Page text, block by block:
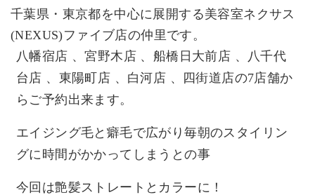
千葉県・東京都を中心に展開する美容室ネクサス
(NEXUS)フ ァイブ店の仲里です。
八幡宿店 、宮野木店 、船橋日大前店 、八千代
台店 、東陽町店 、白河店 、四街道店の7店舗か
らご予約出来ます。
エイジング毛と癖毛で広がり毎朝のスタイリン
グに時間がかかって しまうとの事
今回は艶髪ストレートとカラーに！